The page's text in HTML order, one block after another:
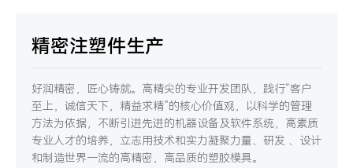
精密注塑件生产
好润精密，匠心铸就。高精尖的专业开发团队，践行“客户
至上，诚信天下，精益求精”的核心价值观，以科学的管理
方法为依据，不断引进先进的机器设备及软件系统，高素质
专业人才的培养，立志用技术和实力凝聚力量、研发 、设计
和制造世界一流的高精密，高品质的塑胶模具。